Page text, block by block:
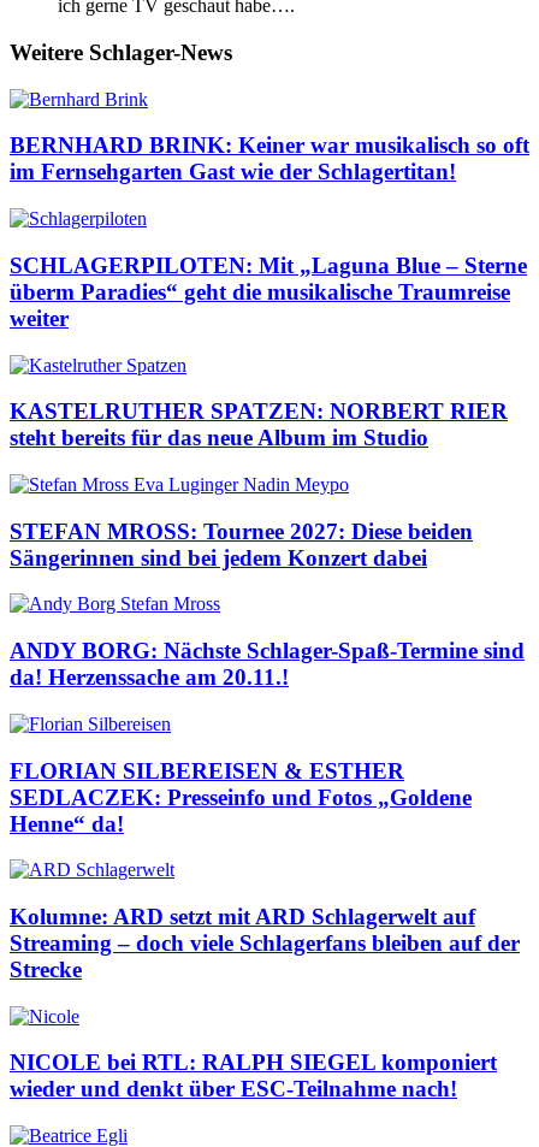
ich gerne TV geschaut habe….
Weitere Schlager-News
BERNHARD BRINK: Keiner war musikalisch so oft
im Fernsehgarten Gast wie der Schlagertitan!
SCHLAGERPILOTEN: Mit „Laguna Blue – Sterne
überm Paradies“ geht die musikalische Traumreise
weiter
KASTELRUTHER SPATZEN: NORBERT RIER
steht bereits für das neue Album im Studio
STEFAN MROSS: Tournee 2027: Diese beiden
Sängerinnen sind bei jedem Konzert dabei
ANDY BORG: Nächste Schlager-Spaß-Termine sind
da! Herzenssache am 20.11.!
FLORIAN SILBEREISEN & ESTHER
SEDLACZEK: Presseinfo und Fotos „Goldene
Henne“ da!
Kolumne: ARD setzt mit ARD Schlagerwelt auf
Streaming – doch viele Schlagerfans bleiben auf der
Strecke
NICOLE bei RTL: RALPH SIEGEL komponiert
wieder und denkt über ESC-Teilnahme nach!